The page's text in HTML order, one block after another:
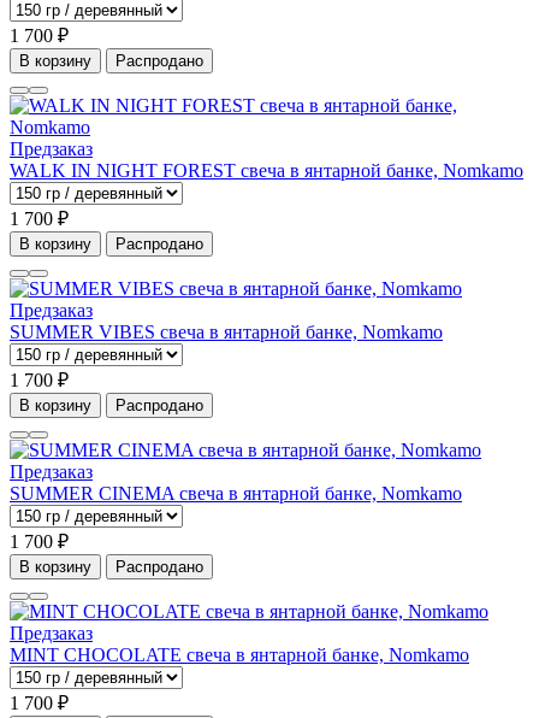
1 700 ₽
В корзину Распродано
Предзаказ
WALK IN NIGHT FOREST свеча в янтарной банке, Nomkamo
1 700 ₽
В корзину Распродано
Предзаказ
SUMMER VIBES свеча в янтарной банке, Nomkamo
1 700 ₽
В корзину Распродано
Предзаказ
SUMMER CINEMA свеча в янтарной банке, Nomkamo
1 700 ₽
В корзину Распродано
Предзаказ
MINT CHOCOLATE свеча в янтарной банке, Nomkamo
1 700 ₽